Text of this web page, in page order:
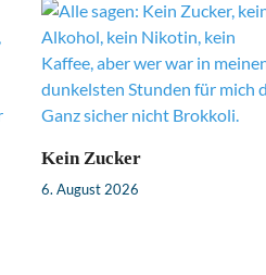
Kein Zucker
6. August 2026